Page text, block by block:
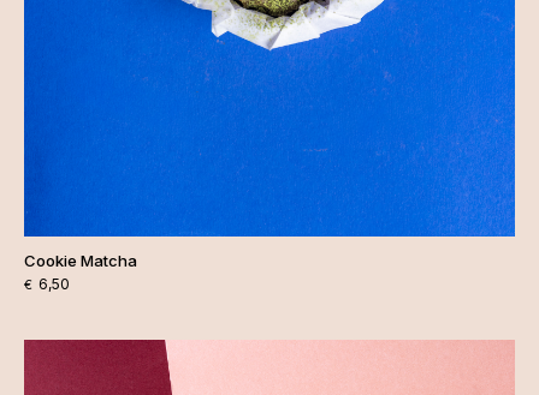
Cookie Matcha
€ 6,50